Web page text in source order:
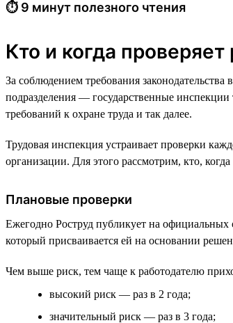
⏱ 9 минут полезного чтения
Кто и когда
За соблюдением требования
подразделения — государственные
требований к охране труда и так далее.
Трудовая инспекция устраивает проверки
организации. Для этого рассмотрим, кто,
Плановые проверки
Ежегодно Роструд публикует на официальных
который присваивается ей на основании
Чем выше риск, тем чаще к работодателю
высокий риск — раз в 2 года;
значительный риск — раз в 3 года;